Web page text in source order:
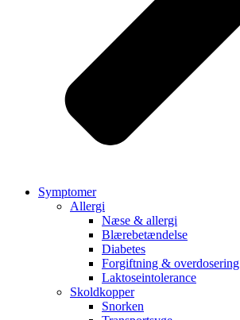
Symptomer
Allergi
Næse & allergi
Blærebetændelse
Diabetes
Forgiftning & overdosering
Laktoseintolerance
Skoldkopper
Snorken